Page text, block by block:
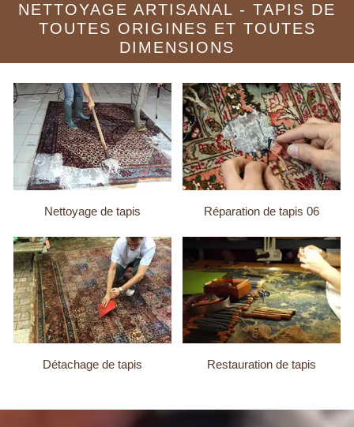
NETTOYAGE ARTISANAL - TAPIS DE
TOUTES ORIGINES ET TOUTES
DIMENSIONS
Nettoyage de tapis Réparation de tapis 06
Détachage de tapis Restauration de tapis